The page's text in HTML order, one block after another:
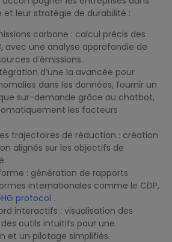
et leur stratégie de durabilité :
carbone : calcul précis des
avec une analyse approfondie de
d’émissions.
d’une Ia avancée pour
dans les données, fournir un
sur-demande grâce au chatbot,
les facteurs
trajectoires de réduction : création
alignés sur les objectifs de
: génération de rapports
internationales comme le CDP,
protocol .
interactifs : visualisation des
outils intuitifs pour une
et un pilotage simplifiés.